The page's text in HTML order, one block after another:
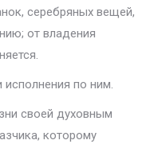
серебряных вещей,
от владения
по ним.
своей духовным
которому